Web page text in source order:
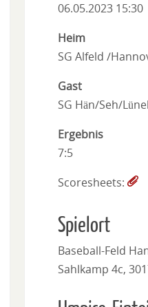
06.05.2023 15:30
Heim
SG Alfeld /
Gast
SG Hän/Seh/
Ergebnis
7:5
Scoresheets:
Spielort
Baseball-Feld
Sahlkamp 4c,